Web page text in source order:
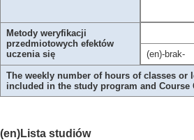
Metody weryfikacji
przedmiotowych efektów
uczenia się
(en)-brak-
The weekly number of hours of classes
included in the study program and
(en)Lista studiów